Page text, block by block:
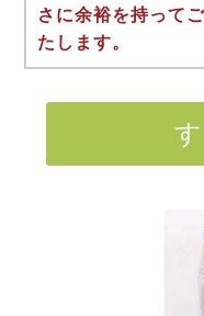
さに余裕を持って
たします。